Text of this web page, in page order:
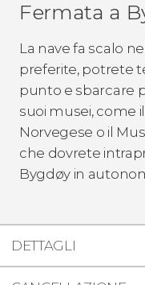
Fermata a
La nave fa scalo
preferite, potrete
punto e sbarcare
suoi musei, come
Norvegese o il
che dovrete
Bygdøy in
DETTAGLI